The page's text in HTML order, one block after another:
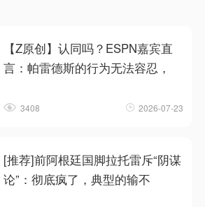
【Z原创】认同吗？ESPN嘉宾直
言：帕雷德斯的行为无法容忍，
3408 2026-07-23
[推荐]前阿根廷国脚拉托雷斥“阴谋
论”：彻底疯了，典型的输不